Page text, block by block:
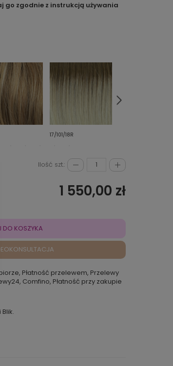
go zgodnie z instrukcją używania
17/101/18R
Ilość szt.:
1 550,00 zł
DO KOSZYKA
Płatność przelewem, Przelewy
Comfino, Płatność przy zakupie